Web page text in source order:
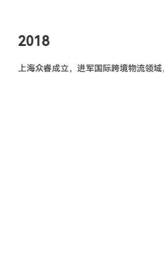
2018
上海众睿成立，进军国际跨境物流领域，主